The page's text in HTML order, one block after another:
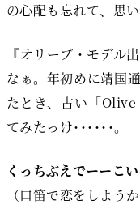
の心配も忘れて、思
『オリーブ・モデル
なぁ。年初めに靖国
たとき、古い「
てみたっけ･･････。
くっちぶえでーーこ
（口笛で恋をしようか